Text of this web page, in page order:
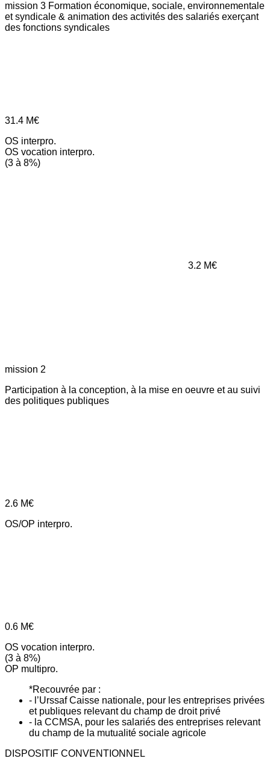
mission 3 Formation économique, sociale, environnementale
et syndicale & animation des activités des salariés exerçant
des fonctions syndicales
31.4 M€
OS interpro.
OS vocation interpro.
(3 à 8%)
3.2 M€
mission 2
Participation à la conception, à la mise en oeuvre et au suivi
des politiques publiques
2.6 M€
OS/OP interpro.
0.6 M€
OS vocation interpro.
(3 à 8%)
OP multipro.
*Recouvrée par :
- l’Urssaf Caisse nationale, pour les entreprises privées
et publiques relevant du champ de droit privé
- la CCMSA, pour les salariés des entreprises relevant
du champ de la mutualité sociale agricole
DISPOSITIF CONVENTIONNEL